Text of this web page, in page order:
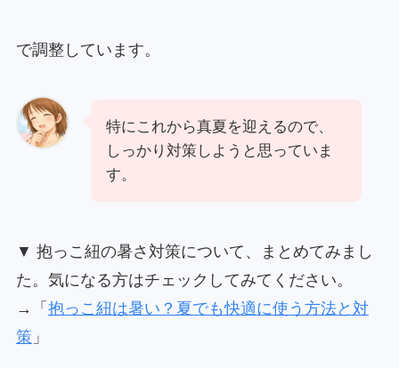
で調整しています。
特にこれから真夏を迎えるので、
しっかり対策しようと思っていま
す。
▼ 抱っこ紐の暑さ対策について、まとめてみまし
た。気になる方はチェックしてみてください。
→「 抱っこ紐は暑い？夏でも快適に使う方法と対
策」